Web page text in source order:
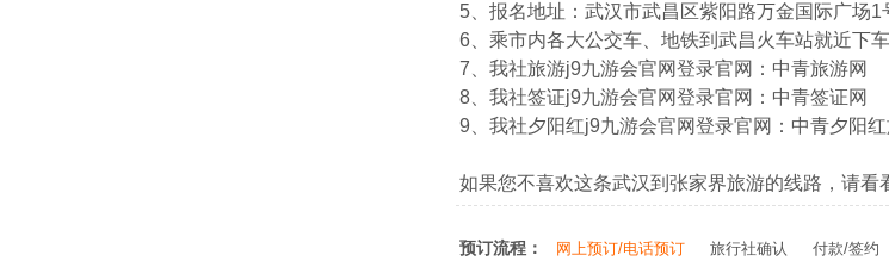
5、报名地址：武汉市武昌区紫阳路万金国际广场
6、乘市内各大公交车、地铁到武昌火车站就近下车
7、我社旅游j9九游会官网登录官网：中青旅游网
8、我社签证j9九游会官网登录官网：中青签证网
9、我社夕阳红j9九游会官网登录官网：中青夕阳红
如果您不喜欢这条武汉到张家界旅游的线路，请看
预订流程： 网上预订/电话预订 旅行社确认 付款/签约